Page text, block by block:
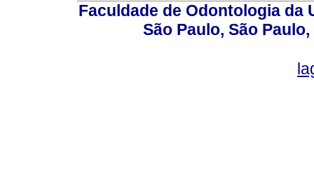
Faculdade de Odontologia da
São Paulo, São